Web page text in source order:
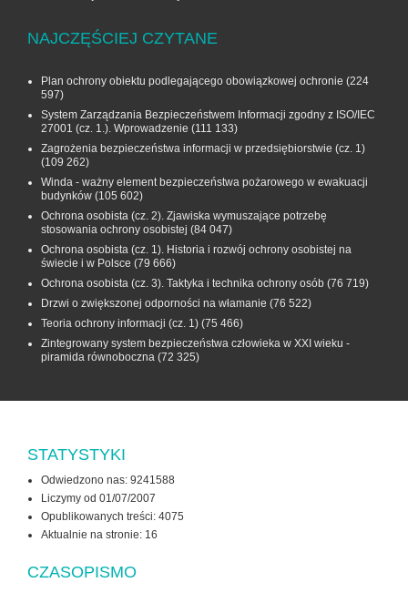
NAJCZĘŚCIEJ CZYTANE
Plan ochrony obiektu podlegającego obowiązkowej ochronie (224
597)
System Zarządzania Bezpieczeństwem Informacji zgodny z ISO/IEC
27001 (cz. 1.). Wprowadzenie (111 133)
Zagrożenia bezpieczeństwa informacji w przedsiębiorstwie (cz. 1)
(109 262)
Winda - ważny element bezpieczeństwa pożarowego w ewakuacji
budynków (105 602)
Ochrona osobista (cz. 2). Zjawiska wymuszające potrzebę
stosowania ochrony osobistej (84 047)
Ochrona osobista (cz. 1). Historia i rozwój ochrony osobistej na
świecie i w Polsce (79 666)
Ochrona osobista (cz. 3). Taktyka i technika ochrony osób (76 719)
Drzwi o zwiększonej odporności na włamanie (76 522)
Teoria ochrony informacji (cz. 1) (75 466)
Zintegrowany system bezpieczeństwa człowieka w XXI wieku -
piramida równoboczna (72 325)
STATYSTYKI
Odwiedzono nas: 9241588
Liczymy od 01/07/2007
Opublikowanych treści: 4075
Aktualnie na stronie: 16
CZASOPISMO